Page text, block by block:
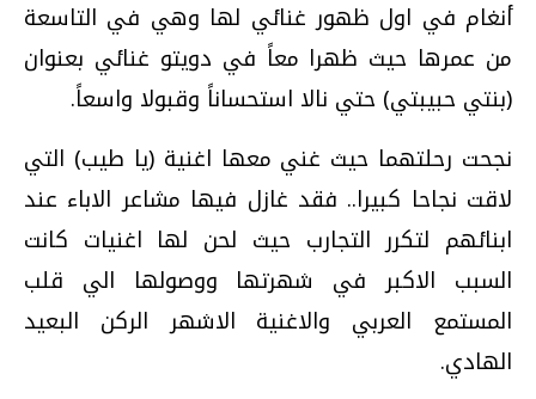
أنغام في اول ظهور غنائي لها وهي في التاسعة
من عمرها حيث ظهرا معاً في دويتو غنائي بعنوان
(بنتي حبيبتي) حتي نالا استحساناً وقبولا واسعاً.
نجحت رحلتهما حيث غني معها اغنية (يا طيب) التي
لاقت نجاحا كبيرا.. فقد غازل فيها مشاعر الاباء عند
ابنائهم لتكرر التجارب حيث لحن لها اغنيات كانت
السبب الاكبر في شهرتها ووصولها الي قلب
المستمع العربي والاغنية الاشهر الركن البعيد
الهادي.